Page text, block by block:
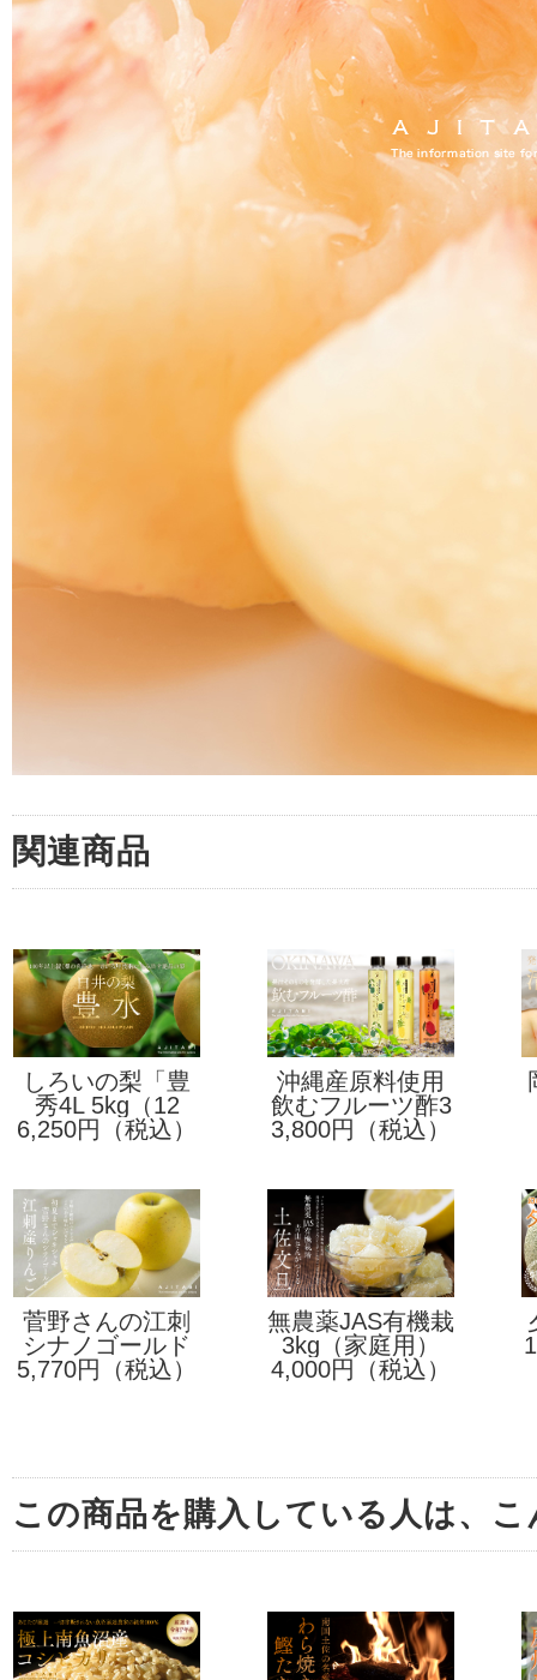
関連商品
しろいの梨「豊
水」
秀4L 5kg（12
玉）
6,250円（税込）
沖縄産原料使用
飲むフルーツ酢3
本セット
3,800円（税込）
菅野さんの江刺
産りんご
シナノゴールド
L 5kg
5,770円（税込）
無農薬JAS有機栽
培土佐文旦
3kg（家庭用）
4,000円（税込）
この商品を購入している人は、